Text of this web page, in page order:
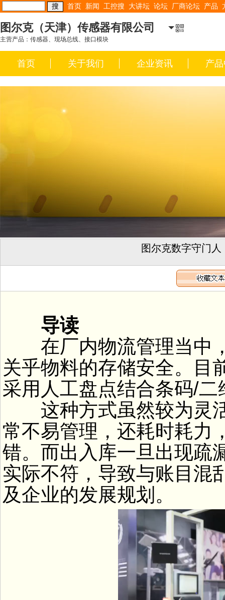
首页 新闻 工控搜 大讲坛 论坛 厂商论坛 产品
图尔克（天津）传感器有限公司
主营产品：传感器、现场总线、接口模块
首页 关于我们 企业资讯 产
图尔克数字守门
导读
在厂内物流管理当中，
关乎物料的存储安全。目
采用人工盘点结合条码/
这种方式虽然较为灵活
常不易管理，还耗时耗力
错。而出入库一旦出现疏
实际不符，导致与账目混
及企业的发展规划。